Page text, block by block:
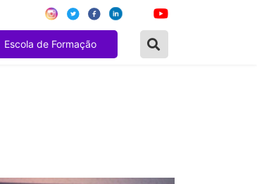
Escola de Formação